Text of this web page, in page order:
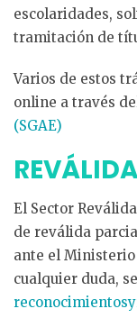
escolaridades,
tramitación de
Varios de estos
online a través
(SGAE)
El Sector
de reválida
ante el Ministerio
cualquier duda,